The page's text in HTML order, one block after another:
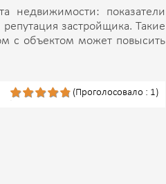
недвижимости: показатели
застройщика. Такие
с объектом может повысить
(Проголосовало : 1)